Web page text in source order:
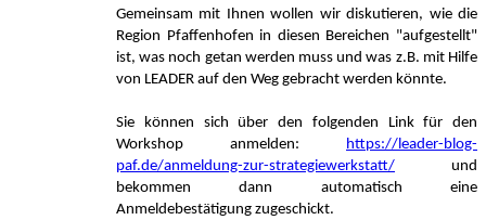
Gemeinsam mit Ihnen wollen wir diskutieren, wie die
Region Pfaffenhofen in diesen Bereichen "aufgestellt"
ist, was noch getan werden muss und was z.B. mit Hilfe
von LEADER auf den Weg gebracht werden könnte.
Sie können sich über den folgenden Link für den
Workshop anmelden:
https://leader-blog-
paf.de/anmeldung-zur-strategiewerkstatt/ und
bekommen dann automatisch eine
Anmeldebestätigung zugeschickt.